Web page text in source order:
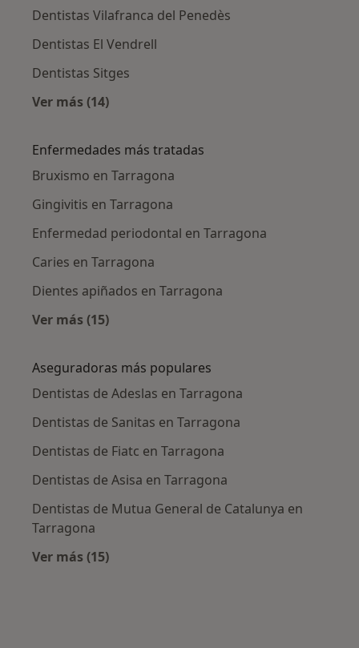
Dentistas Vilafranca del Penedès
Dentistas El Vendrell
Dentistas Sitges
Ver más (14)
Enfermedades más tratadas
Bruxismo en Tarragona
Gingivitis en Tarragona
Enfermedad periodontal en Tarragona
Caries en Tarragona
Dientes apiñados en Tarragona
Ver más (15)
Aseguradoras más populares
Dentistas de Adeslas en Tarragona
Dentistas de Sanitas en Tarragona
Dentistas de Fiatc en Tarragona
Dentistas de Asisa en Tarragona
Dentistas de Mutua General de Catalunya en
Tarragona
Ver más (15)